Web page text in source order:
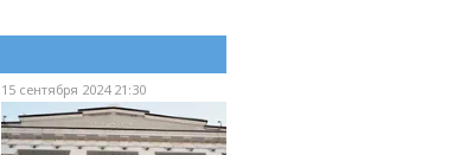
15 сентября 2024 21:30